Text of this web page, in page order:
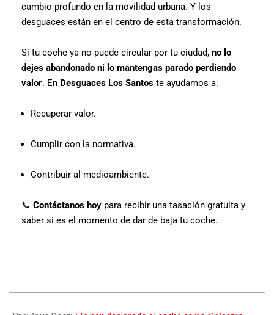
cambio profundo en la movilidad urbana. Y los
desguaces están en el centro de esta transformación.
Si tu coche ya no puede circular por tu ciudad, no lo
dejes abandonado ni lo mantengas parado perdiendo
valor. En Desguaces Los Santos te ayudamos a:
Recuperar valor.
Cumplir con la normativa.
Contribuir al medioambiente.
📞 Contáctanos hoy para recibir una tasación gratuita y
saber si es el momento de dar de baja tu coche.